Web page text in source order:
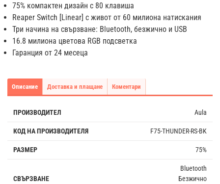
75% компактен дизайн с 80 клавиша
Reaper Switch [Linear] с живот от 60 милиона натискания
Три начина на свързване: Bluetooth, безжично и USB
16.8 милиона цветова RGB подсветка
Гаранция от 24 месеца
Описание Доставка и плащане Коментари
ПРОИЗВОДИТЕЛ Aula
КОД НА ПРОИЗВОДИТЕЛЯ F75-THUNDER-RS-BK
РАЗМЕР 75%
СВЪРЗВАНЕ
Bluetooth
Безжично